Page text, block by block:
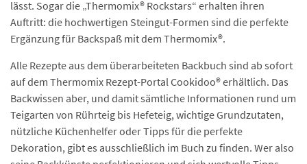
lässt. Sogar die „Thermomix® Rockstars“ erhalten ihren
Auftritt: die hochwertigen Steingut-Formen sind die perfekte
Ergänzung für Backspaß mit dem Thermomix®.
Alle Rezepte aus dem überarbeiteten Backbuch sind ab sofort
auf dem Thermomix Rezept-Portal Cookidoo® erhältlich. Das
Backwissen aber, und damit sämtliche Informationen rund um
Teigarten von Rührteig bis Hefeteig, wichtige Grundzutaten,
nützliche Küchenhelfer oder Tipps für die perfekte
Dekoration, gibt es ausschließlich im Buch zu finden. Wer also